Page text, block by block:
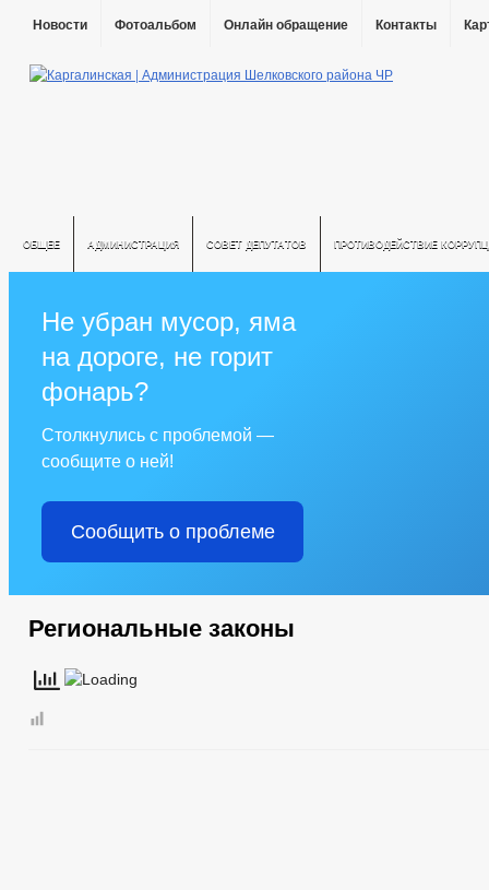
Новости Фотоальбом Онлайн обращение Контакты
ОБЩЕЕ АДМИНИСТРАЦИЯ СОВЕТ ДЕПУТАТОВ ПРОТИВОДЕЙСТВИЕ
Не убран мусор, яма
на дороге, не горит
фонарь?
Столкнулись с проблемой —
сообщите о ней!
Сообщить о проблеме
Региональные законы